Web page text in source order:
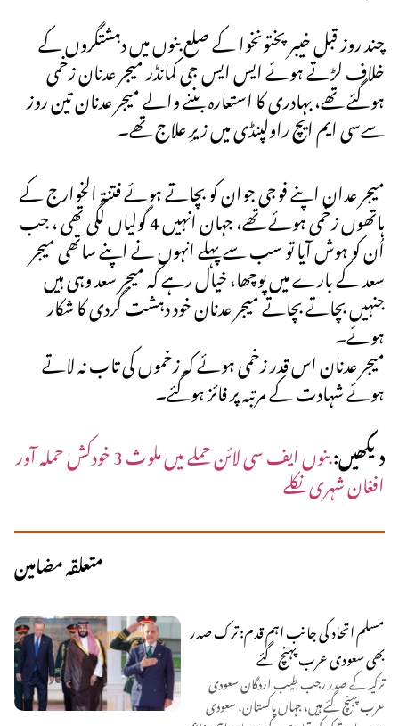
چند روز قبل خیبر پختونخوا کے صلع بنوں میں دہشتگروں کے
خلاف لڑتے ہوئے ایس ایس جی کمانڈر میجر عدنان زخمی
ہوگئے تھے، بہادری کا استعارہ بننے والے میجر عدنان تین روز
سےسی ایم ایچ راولپنڈی میں زیرِ علاج تھے۔
میجر عدان اپنے فوجی جوان کو بچاتے ہوئے فتنۃ الخوارج کے
ہاتھوں زخمی ہوئے تھے، جہان انہیں 4 گولیاں لگی تھی ، جب
اُن کو ہوش آیا تو سب سے پہلے انہوں نے اپنے ساتھی میجر
سعد کے بارے میں پوچھا، خیال رہے کہ میجر سعد وہی ہیں
جنہیں بچاتے بچاتے میجر عدنان خود دہشت گردی کا شکار
ہوئے۔
میجر عدنان اس قدر زخمی ہوئے کہ زخموں کی تاب نہ لاتے
ہوئے شہادت کے مرتبہ پر فائز ہوگئے۔
دیکھیں:
بنوں ایف سی لائن حملے میں ملوث 3 خودکش حملہ آور
افغان شہری نکلے
متعلقہ مضامین
مسلم اتحاد کی جانب اہم قدم: ترک صدر
بھی سعودی عرب پہنچ گئے
ترکیہ کے صدر رجب طیب اردگان سعودی
عرب پہنچ گئے ہیں، جہاں پاکستان، سعودی